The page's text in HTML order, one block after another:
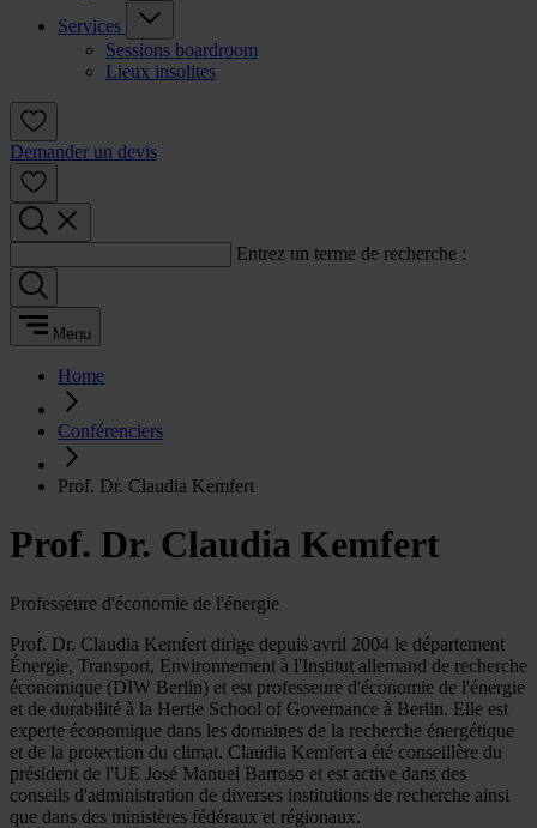
Services
Sessions boardroom
Lieux insolites
Demander un devis
Entrez un terme de recherche :
Menu
Home
Conférenciers
Prof. Dr. Claudia Kemfert
Prof. Dr. Claudia Kemfert
Professeure d'économie de l'énergie
Prof. Dr. Claudia Kemfert dirige depuis avril 2004 le département
Énergie, Transport, Environnement à l'Institut allemand de recherche
économique (DIW Berlin) et est professeure d'économie de l'énergie
et de durabilité à la Hertie School of Governance à Berlin. Elle est
experte économique dans les domaines de la recherche énergétique
et de la protection du climat. Claudia Kemfert a été conseillère du
président de l'UE José Manuel Barroso et est active dans des
conseils d'administration de diverses institutions de recherche ainsi
que dans des ministères fédéraux et régionaux.